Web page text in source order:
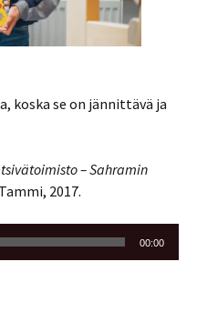
koska se on jännittävä ja
– Sahramin
2017.
00:00